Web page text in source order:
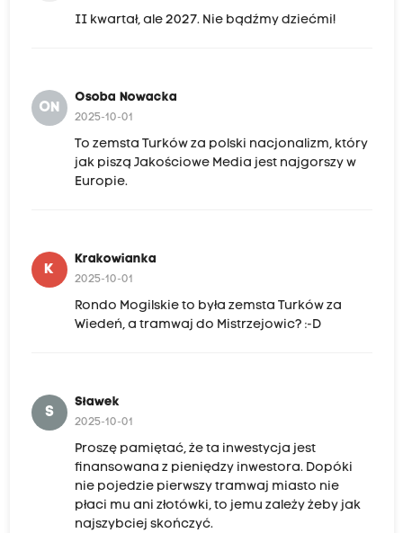
II kwartał, ale 2027. Nie bądźmy dziećmi!
ON
Osoba Nowacka
2025-10-01
To zemsta Turków za polski nacjonalizm, który
jak piszą Jakościowe Media jest najgorszy w
Europie.
K
Krakowianka
2025-10-01
Rondo Mogilskie to była zemsta Turków za
Wiedeń, a tramwaj do Mistrzejowic? :-D
S
Sławek
2025-10-01
Proszę pamiętać, że ta inwestycja jest
finansowana z pieniędzy inwestora. Dopóki
nie pojedzie pierwszy tramwaj miasto nie
płaci mu ani złotówki, to jemu zależy żeby jak
najszybciej skończyć.